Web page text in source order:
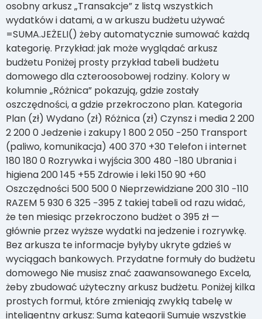
osobny arkusz „Transakcje” z listą wszystkich
wydatków i datami, a w arkuszu budżetu używać
=SUMA.JEŻELI() żeby automatycznie sumować każdą
kategorię. Przykład: jak może wyglądać arkusz
budżetu Poniżej prosty przykład tabeli budżetu
domowego dla czteroosobowej rodziny. Kolory w
kolumnie „Różnica” pokazują, gdzie zostały
oszczędności, a gdzie przekroczono plan. Kategoria
Plan (zł) Wydano (zł) Różnica (zł) Czynsz i media 2 200
2 200 0 Jedzenie i zakupy 1 800 2 050 −250 Transport
(paliwo, komunikacja) 400 370 +30 Telefon i internet
180 180 0 Rozrywka i wyjścia 300 480 −180 Ubrania i
higiena 200 145 +55 Zdrowie i leki 150 90 +60
Oszczędności 500 500 0 Nieprzewidziane 200 310 −110
RAZEM 5 930 6 325 −395 Z takiej tabeli od razu widać,
że ten miesiąc przekroczono budżet o 395 zł —
głównie przez wyższe wydatki na jedzenie i rozrywkę.
Bez arkusza te informacje byłyby ukryte gdzieś w
wyciągach bankowych. Przydatne formuły do budżetu
domowego Nie musisz znać zaawansowanego Excela,
żeby zbudować użyteczny arkusz budżetu. Poniżej kilka
prostych formuł, które zmieniają zwykłą tabelę w
inteligentny arkusz: Suma kategorii Sumuje wszystkie